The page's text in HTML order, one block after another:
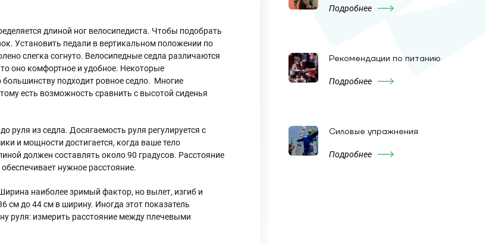
длиной ног велосипедиста. Чтобы подобрать
Установить педали в вертикальном положении по
слегка согнуто. Велосипедные седла различаются
оно комфортное и удобное. Некоторые
подходит ровное седло. Многие
есть возможность сравнить с высотой сиденья
руля из седла. Досягаемость руля регулируется с
и мощности достигается, когда ваше тело
должен составлять около 90 градусов. Расстояние
нужное расстояние.
наиболее зримый фактор, но вылет, изгиб и
см до 44 см в ширину. Иногда этот показатель
руля: измерить расстояние между плечевыми
Подробнее
Рекомендации по питанию
Подробнее
Силовые упражнения
Подробнее